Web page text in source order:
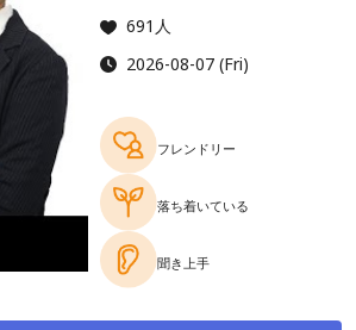
691人
2026-08-07 (Fri)
フレンドリー
落ち着いている
聞き上手